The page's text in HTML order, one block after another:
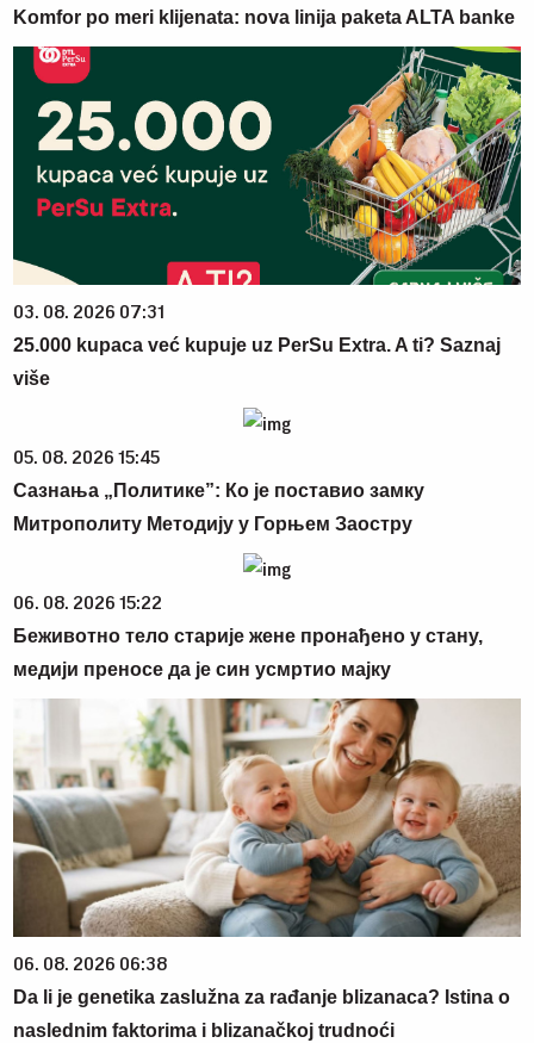
Komfor po meri klijenata: nova linija paketa ALTA banke
03. 08. 2026 07:31
25.000 kupaca već kupuje uz PerSu Extra. A ti? Saznaj
više
05. 08. 2026 15:45
Сазнања „Политике”: Ко је поставио замку
Митрополиту Методију у Горњем Заостру
06. 08. 2026 15:22
Беживотно тело старије жене пронађено у стану,
медији преносе да је син усмртио мајку
06. 08. 2026 06:38
Da li je genetika zaslužna za rađanje blizanaca? Istina o
naslednim faktorima i blizanačkoj trudnoći